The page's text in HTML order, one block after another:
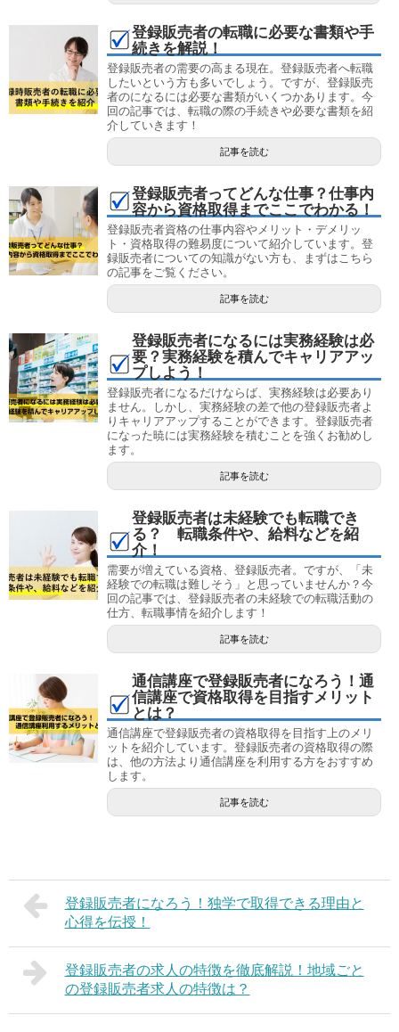
登録販売者の転職に必要な書類や手
続きを解説！
登録販売者の需要の高まる現在。登録販売者へ転職
したいという方も多いでしょう。ですが、登録販売
者のになるには必要な書類がいくつかあります。今
回の記事では、転職の際の手続きや必要な書類を紹
介していきます！
記事を読む
登録販売者ってどんな仕事？仕事内
容から資格取得までここでわかる！
登録販売者資格の仕事内容やメリット・デメリッ
ト・資格取得の難易度について紹介しています。登
録販売者についての知識がない方も、まずはこちら
の記事をご覧ください。
記事を読む
登録販売者になるには実務経験は必
要？実務経験を積んでキャリアアッ
プしよう！
登録販売者になるだけならば、実務経験は必要あり
ません。しかし、実務経験の差で他の登録販売者よ
りキャリアアップすることができます。登録販売者
になった暁には実務経験を積むことを強くお勧めし
ます。
記事を読む
登録販売者は未経験でも転職でき
る？ 転職条件や、給料などを紹
介！
需要が増えている資格、登録販売者。ですが、「未
経験での転職は難しそう」と思っていませんか？今
回の記事では、登録販売者の未経験での転職活動の
仕方、転職事情を紹介します！
記事を読む
通信講座で登録販売者になろう！通
信講座で資格取得を目指すメリット
とは？
通信講座で登録販売者の資格取得を目指す上のメリ
ットを紹介しています。登録販売者の資格取得の際
は、他の方法より通信講座を利用する方をおすすめ
します。
記事を読む
登録販売者になろう！独学で取得できる理由と
心得を伝授！
登録販売者の求人の特徴を徹底解説！地域ごと
の登録販売者求人の特徴は？